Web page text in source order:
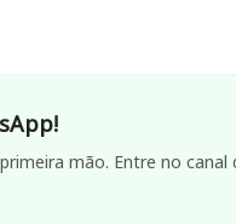
mão. Entre no canal